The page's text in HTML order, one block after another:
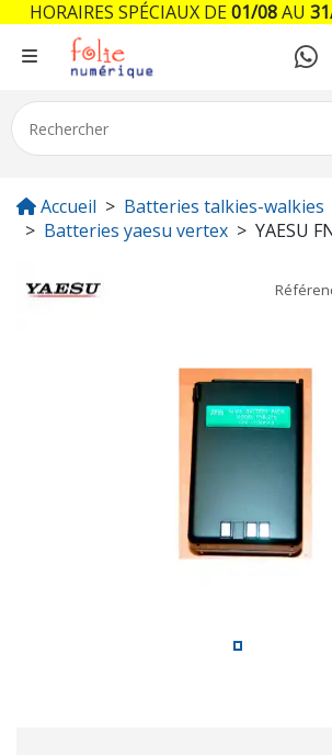
Accueil
Batteries talkies-walkies
Batteries yaesu vertex
YAESU
HORAIRES SPÉCIAUX DE01/08AU